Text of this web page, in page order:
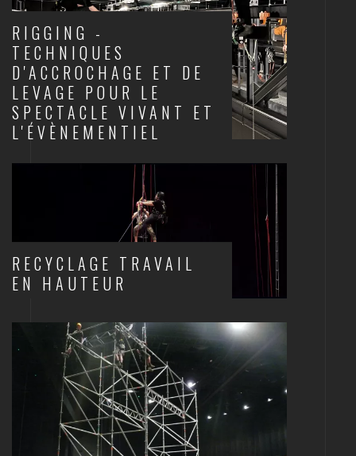
RIGGING -
TECHNIQUES
D'ACCROCHAGE ET DE
LEVAGE POUR LE
SPECTACLE VIVANT ET
L'ÉVÈNEMENTIEL
RECYCLAGE TRAVAIL
EN HAUTEUR